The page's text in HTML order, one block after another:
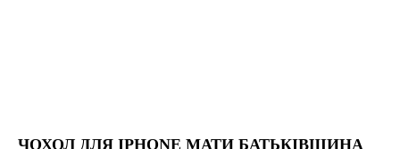
ЧОХОЛ ДЛЯ IPHONE МАТИ БАТЬКІВЩИНА